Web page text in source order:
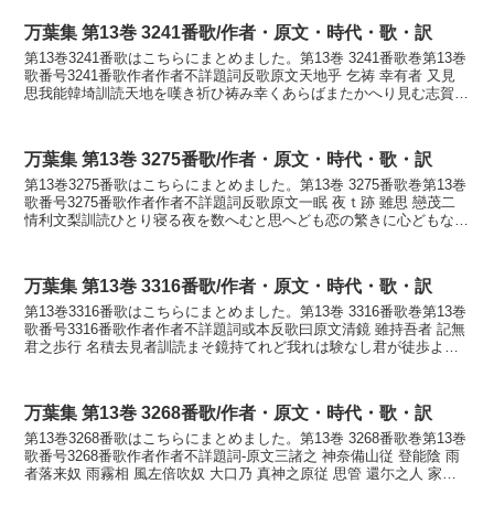
万葉集 第13巻 3241番歌/作者・原文・時代・歌・訳
第13巻3241番歌はこちらにまとめました。第13巻 3241番歌巻第13巻
歌番号3241番歌作者作者不詳題詞反歌原文天地乎 乞祷 幸有者 又見
思我能韓埼訓読天地を嘆き祈ひ祷み幸くあらばまたかへり見む志賀の
万葉集 第13巻 3275番歌/作者・原文・時代・歌・訳
第13巻3275番歌はこちらにまとめました。第13巻 3275番歌巻第13巻
歌番号3275番歌作者作者不詳題詞反歌原文一眠 夜ｔ跡 雖思 戀茂二
情利文梨訓読ひとり寝る夜を数へむと思へども恋の繁きに心どもなし
万葉集 第13巻 3316番歌/作者・原文・時代・歌・訳
第13巻3316番歌はこちらにまとめました。第13巻 3316番歌巻第13巻
歌番号3316番歌作者作者不詳題詞或本反歌曰原文清鏡 雖持吾者 記無
君之歩行 名積去見者訓読まそ鏡持てれど我れは験なし君が徒歩より
万葉集 第13巻 3268番歌/作者・原文・時代・歌・訳
第13巻3268番歌はこちらにまとめました。第13巻 3268番歌巻第13巻
歌番号3268番歌作者作者不詳題詞-原文三諸之 神奈備山従 登能陰 雨
者落来奴 雨霧相 風左倍吹奴 大口乃 真神之原従 思管 還尓之人 家尓